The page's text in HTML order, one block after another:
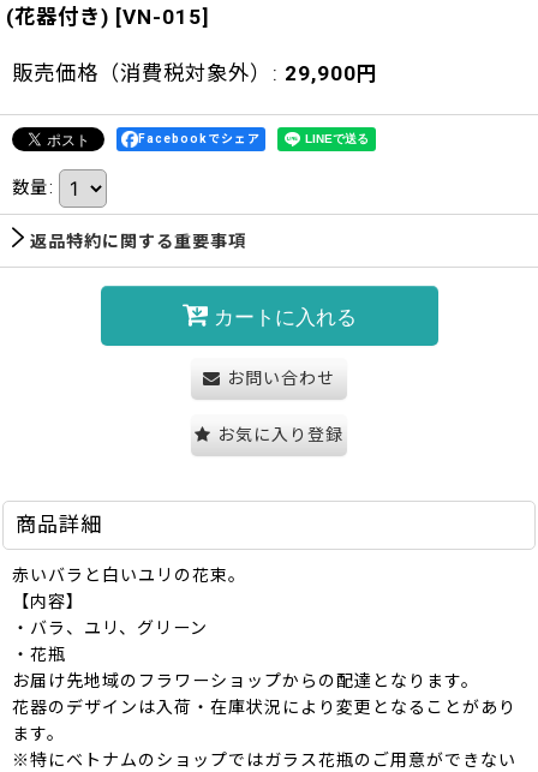
(花器付き) [VN-015]
販売価格（消費税対象外） : 29,900 円
Facebookでシェア
数量:
返品特約に関する重要事項
カートに入れる
お問い合わせ
お気に入り登録
商品詳細
赤いバラと白いユリの花束。
【内容】
・バラ、ユリ、グリーン
・花瓶
お届け先地域のフラワーショップからの配達となります。
花器のデザインは入荷・在庫状況により変更となることがあり
ます。
※特にベトナムのショップではガラス花瓶のご用意ができない